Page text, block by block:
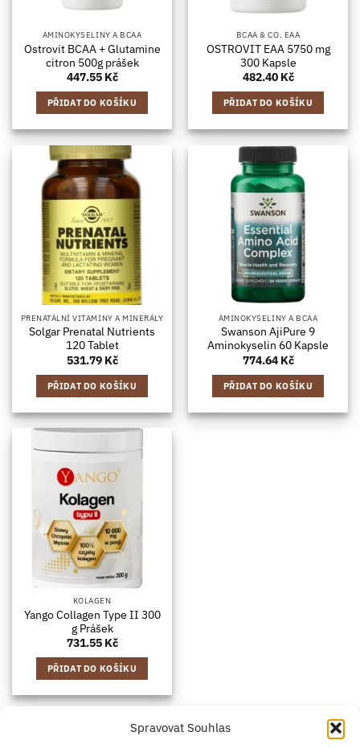
Spravovat Souhlas
AMINOKYSELINY A BCAA
Ostrovit BCAA + Glutamine
citron 500g prášek
447.55 Kč
PŘIDAT DO KOŠÍKU
BCAA & CO. EAA
OSTROVIT EAA 5750 mg
300 Kapsle
482.40 Kč
PŘIDAT DO KOŠÍKU
PRENATÁLNÍ VITAMÍNY A MINERÁLY
Solgar Prenatal Nutrients
120 Tablet
531.79 Kč
PŘIDAT DO KOŠÍKU
AMINOKYSELINY A BCAA
Swanson AjiPure 9
Aminokyselin 60 Kapsle
774.64 Kč
PŘIDAT DO KOŠÍKU
KOLAGEN
Yango Collagen Type II 300
g Prášek
731.55 Kč
PŘIDAT DO KOŠÍKU